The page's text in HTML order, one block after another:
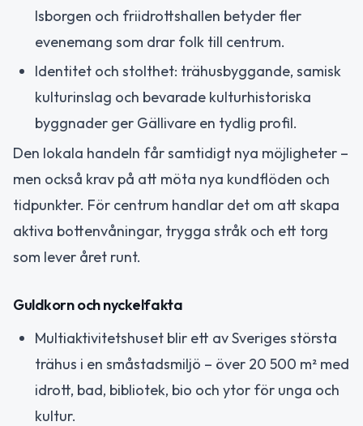
Isborgen och friidrottshallen betyder fler
evenemang som drar folk till centrum.
Identitet och stolthet: trähusbyggande, samisk
kulturinslag och bevarade kulturhistoriska
byggnader ger Gällivare en tydlig profil.
Den lokala handeln får samtidigt nya möjligheter –
men också krav på att möta nya kundflöden och
tidpunkter. För centrum handlar det om att skapa
aktiva bottenvåningar, trygga stråk och ett torg
som lever året runt.
Guldkorn och nyckelfakta
Multiaktivitetshuset blir ett av Sveriges största
trähus i en småstadsmiljö – över 20 500 m² med
idrott, bad, bibliotek, bio och ytor för unga och
kultur.